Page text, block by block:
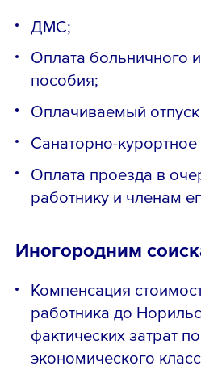
ДМС;
Оплата больничного
пособия;
Оплачиваемый
Санаторно-
Оплата проезда в
работнику и членам
Иногородним
Компенсация
работника до
фактических затрат
экономического